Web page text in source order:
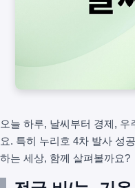
오늘 하루, 날씨부터 경제, 우
요. 특히 누리호 4차 발사 성
하는 세상, 함께 살펴볼까요?